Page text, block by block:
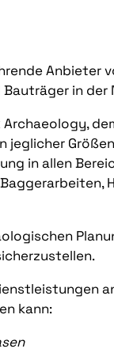
Anbieter
in der
in allen
kann: